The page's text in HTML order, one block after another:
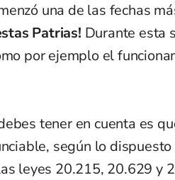
una de las fechas
Patrias! Durante esta
por ejemplo el
tener en cuenta es
según lo
leyes 20.215, 20.629 y